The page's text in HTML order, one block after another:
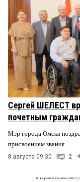
Сергей ШЕЛЕСТ
почетным
Мэр города Омска
присвоением звания.
8 августа 09:30 2